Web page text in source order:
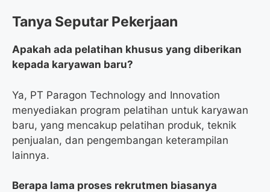
Tanya Seputar Pekerjaan
Apakah ada pelatihan khusus yang diberikan
kepada karyawan baru?
Ya, PT Paragon Technology and Innovation
menyediakan program pelatihan untuk karyawan
baru, yang mencakup pelatihan produk, teknik
penjualan, dan pengembangan keterampilan
lainnya.
Berapa lama proses rekrutmen biasanya